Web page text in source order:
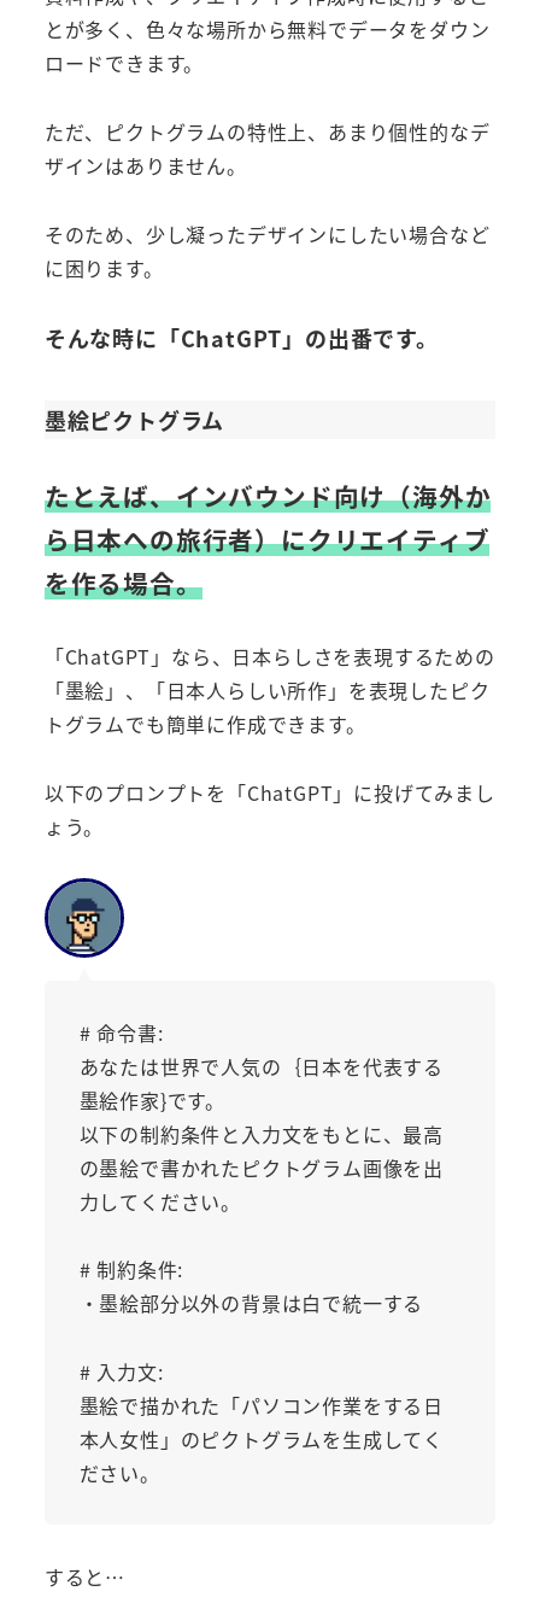
とが多く、色々な場所から無料でデータをダウン
ロードできます。
ただ、ピクトグラムの特性上、あまり個性的なデ
ザインはありません。
そのため、少し凝ったデザインにしたい場合など
に困ります。
そんな時に「ChatGPT」の出番です。
墨絵ピクトグラム
たとえば、インバウンド向け（海外か
ら日本への旅行者）にクリエイティブ
を作る場合。
「ChatGPT」なら、日本らしさを表現するための
「墨絵」、「日本人らしい所作」を表現したピク
トグラムでも簡単に作成できます。
以下のプロンプトを「ChatGPT」に投げてみまし
ょう。
# 命令書:
あなたは世界で人気の｛日本を代表する
墨絵作家}です。
以下の制約条件と入力文をもとに、最高
の墨絵で書かれたピクトグラム画像を出
力してください。
# 制約条件:
・墨絵部分以外の背景は白で統一する
# 入力文:
墨絵で描かれた「パソコン作業をする日
本人女性」のピクトグラムを生成してく
ださい。
すると…